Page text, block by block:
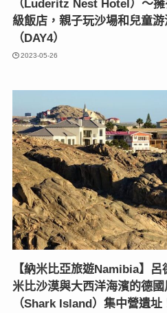
（Luderitz Nest Hotel）〜
級飯店，親子玩沙場和兒童
（DAY4）
2023-05-26
【納米比亞旅遊Namibia】
米比沙漠與大西洋海濱的德
（Shark Island）集中營遺址